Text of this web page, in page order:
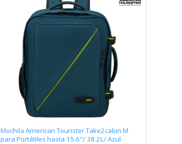
Mochila American Tourister Take2cabin M
para Portátiles hasta 15.6"/ 38.2L/ Azul